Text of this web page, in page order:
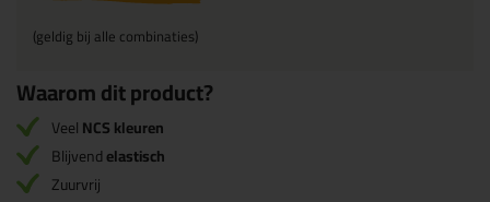
(geldig bij alle combinaties)
Waarom dit product?
VeelNCS kleuren
Blijvendelastisch
Zuurvrij